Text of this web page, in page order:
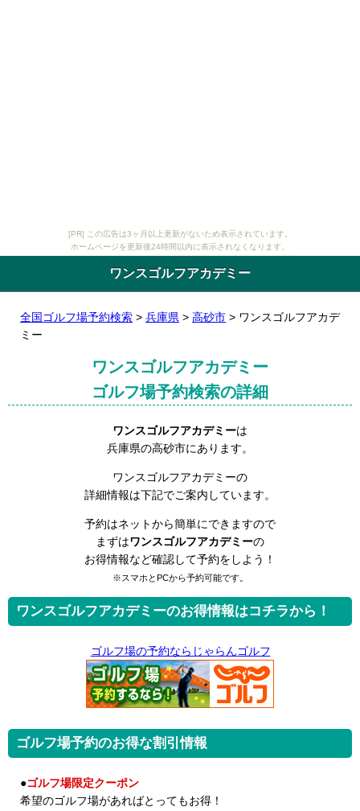
[PR] この広告は3ヶ月以上更新がないため表示されています。
ホームページを更新後24時間以内に表示されなくなります。
ワンスゴルフアカデミー
全国ゴルフ場予約検索 > 兵庫県 > 高砂市 > ワンスゴルフアカデ
ミー
ワンスゴルフアカデミー
ゴルフ場予約検索の詳細
ワンスゴルフアカデミーは
兵庫県の高砂市にあります。
ワンスゴルフアカデミーの
詳細情報は下記でご案内しています。
予約はネットから簡単にできますので
まずはワンスゴルフアカデミーの
お得情報など確認して予約をしよう！
※スマホとPCから予約可能です。
ワンスゴルフアカデミーのお得情報はコチラから！
ゴルフ場の予約ならじゃらんゴルフ
ゴルフ場予約のお得な割引情報
●ゴルフ場限定クーポン
希望のゴルフ場があればとってもお得！